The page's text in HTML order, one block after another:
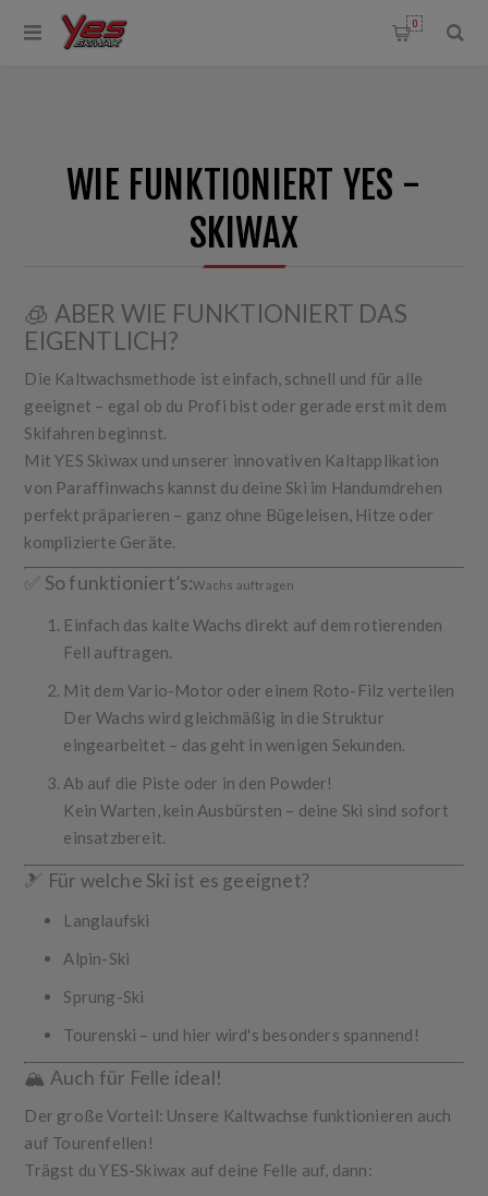
0
WIE FUNKTIONIERT YES -
SKIWAX
🧊 ABER WIE FUNKTIONIERT DAS
EIGENTLICH?
Die Kaltwachsmethode ist einfach, schnell und für alle
geeignet – egal ob du Profi bist oder gerade erst mit dem
Skifahren beginnst.
MitYES Skiwax und unserer innovativen Kaltapplikation
von Paraffinwachs kannst du deine Ski im Handumdrehen
perfekt präparieren – ganz ohne Bügeleisen, Hitze oder
komplizierte Geräte.
✅ So funktioniert’s:Wachs auftragen
Einfach das kalte Wachs direkt auf dem rotierenden
Fell auftragen.
Mit dem Vario-Motor oder einem Roto-Filz verteilen
Der Wachs wird gleichmäßig in die Struktur
eingearbeitet – das geht in wenigen Sekunden.
Ab auf die Piste oder in den Powder!
Kein Warten, kein Ausbürsten – deine Ski sind sofort
einsatzbereit.
🎿 Für welche Ski ist es geeignet?
Langlaufski
Alpin-Ski
Sprung-Ski
Tourenski – und hier wird's besonders spannend!
🏔️ Auch für Felle ideal!
Der große Vorteil: Unsere Kaltwachse funktionieren auch
auf Tourenfellen !
Trägst du YES-Skiwax auf deine Felle auf, dann: